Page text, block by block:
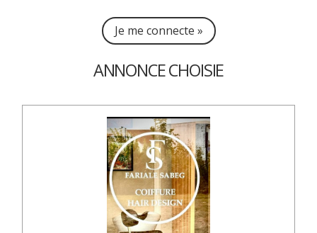
Je me connecte »
ANNONCE CHOISIE